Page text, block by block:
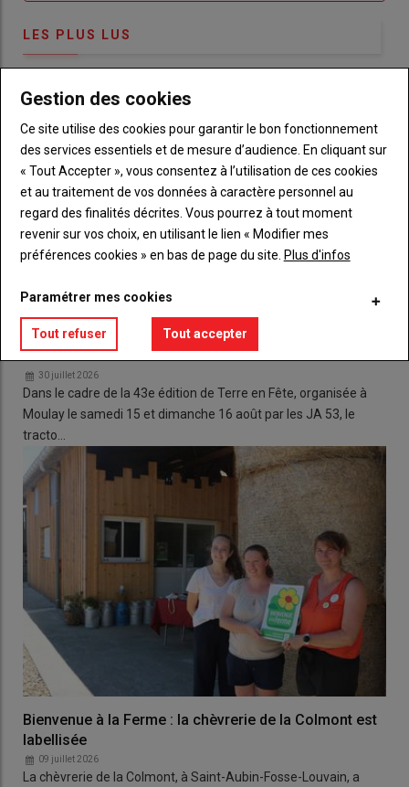
LES PLUS LUS
L'élite du tracto-cross s'invite à Terre en Fête
30 juillet 2026
Dans le cadre de la 43e édition de Terre en Fête, organisée à
Moulay le samedi 15 et dimanche 16 août par les JA 53, le
tracto…
Bienvenue à la Ferme : la chèvrerie de la Colmont est
labellisée
09 juillet 2026
La chèvrerie de la Colmont, à Saint-Aubin-Fosse-Louvain, a
Gestion des cookies
Ce site utilise des cookies pour garantir le bon fonctionnement
des services essentiels et de mesure d’audience. En cliquant sur
« Tout Accepter », vous consentez à l’utilisation de ces cookies
et au traitement de vos données à caractère personnel au
regard des finalités décrites. Vous pourrez à tout moment
revenir sur vos choix, en utilisant le lien « Modifier mes
préférences cookies » en bas de page du site. Plus d'infos
Paramétrer mes cookies
Tout refuser Tout accepter